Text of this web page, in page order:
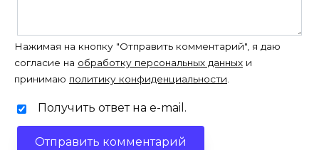
Нажимая на кнопку "Отправить комментарий", я даю
согласие на обработку персональных данных и
принимаю политику конфиденциальности.
Получить ответ на e-mail.